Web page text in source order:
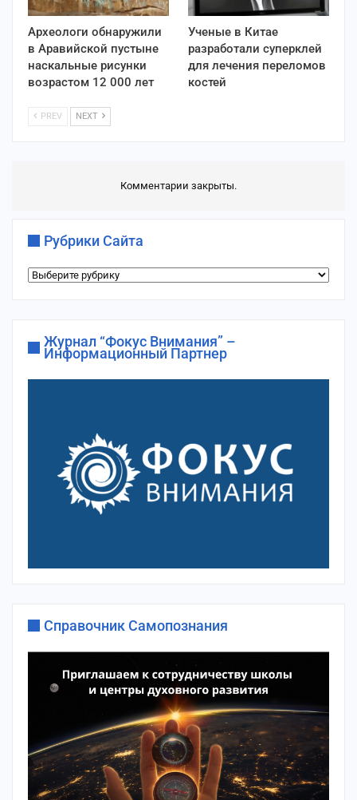
Археологи обнаружили
в Аравийской пустыне
наскальные рисунки
возрастом 12 000 лет
Ученые в Китае
разработали суперклей
для лечения переломов
костей
PREV NEXT
Комментарии закрыты.
Рубрики Сайта
Рубрики
Журнал “Фокус Внимания” –
Информационный Партнер
Справочник Самопознания